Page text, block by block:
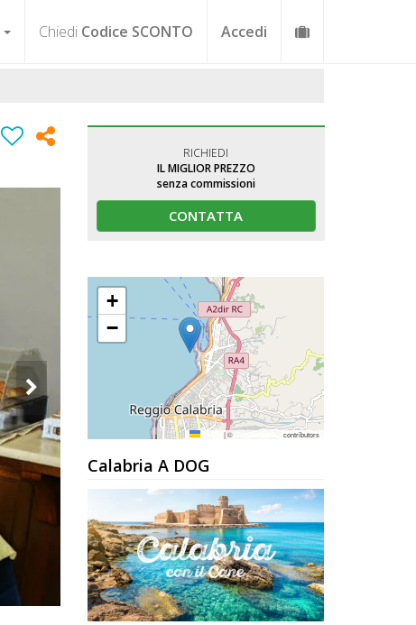
Chiedi Codice SCONTO Accedi
RICHIEDI
IL MIGLIOR PREZZO
senza commissioni
CONTATTA
+
−
|© contributors
Calabria A DOG